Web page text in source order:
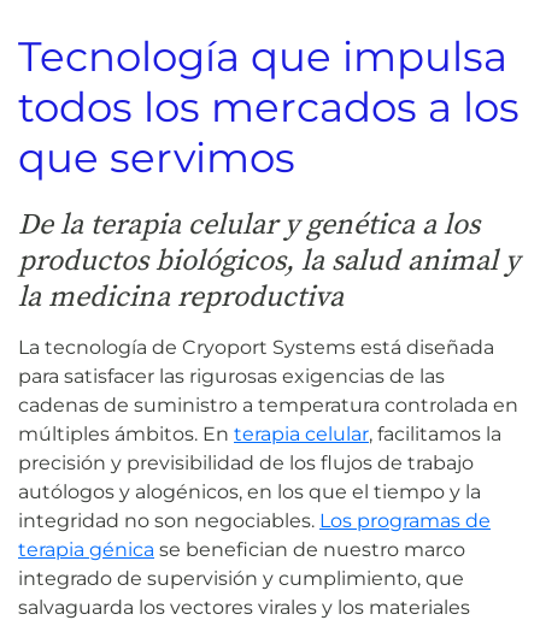
Tecnología que impulsa
todos los mercados a los
que servimos
De la terapia celular y genética a los
productos biológicos, la salud animal y
la medicina reproductiva
La tecnología de Cryoport Systems está diseñada
para satisfacer las rigurosas exigencias de las
cadenas de suministro a temperatura controlada en
múltiples ámbitos. En terapia celular, facilitamos la
precisión y previsibilidad de los flujos de trabajo
autólogos y alogénicos, en los que el tiempo y la
integridad no son negociables. Los programas de
terapia génica se benefician de nuestro marco
integrado de supervisión y cumplimiento, que
salvaguarda los vectores virales y los materiales